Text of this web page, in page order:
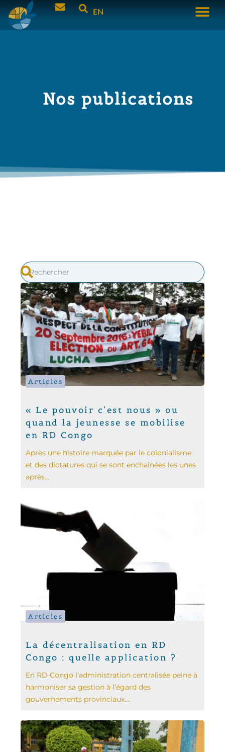
EN
Nos publications
Articles
« Le pouvoir c’est nous » ou
quand la jeunesse se mobilise
en RD Congo
Après une histoire marquée par le colonialisme
et des dictatures qui se sont enchaînées les unes
après...
Articles
La décentralisation en RD
Congo : quelle application ?
En RD Congo l’administration centralisée peine à
harmoniser sa gestion à l’égard des
gouvernements provinciaux....